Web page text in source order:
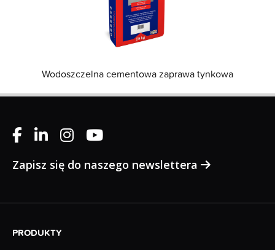
Wodoszczelna cementowa zaprawa tynkowa
Zapisz się do naszego newslettera
PRODUKTY